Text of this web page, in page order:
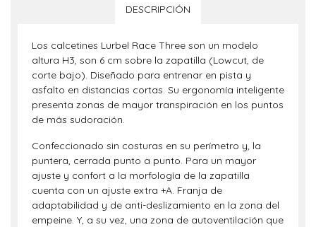
DESCRIPCIÓN
Los calcetines Lurbel Race Three son un modelo
altura H3, son 6 cm sobre la zapatilla (Lowcut, de
corte bajo). Diseñado para entrenar en pista y
asfalto en distancias cortas. Su ergonomía inteligente
presenta zonas de mayor transpiración en los puntos
de más sudoración.
Confeccionado sin costuras en su perímetro y, la
puntera, cerrada punto a punto. Para un mayor
ajuste y confort a la morfología de la zapatilla
cuenta con un ajuste extra +A. Franja de
adaptabilidad y de anti-deslizamiento en la zona del
empeine. Y, a su vez, una zona de autoventilación que